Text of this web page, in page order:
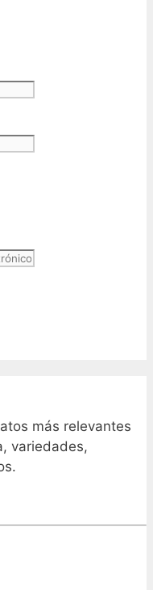
más relevantes
variedades,